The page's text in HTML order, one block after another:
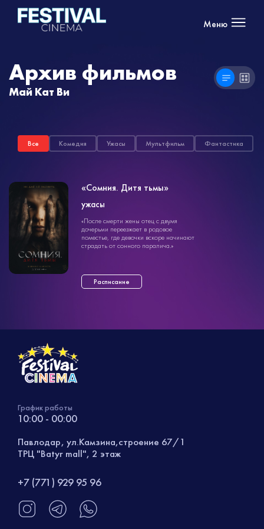
Меню
Архив фильмов
Май Кат Ви
Все Комедия Ужасы Мультфильм Фантастика
ужасы
1ч. 41мин.
18+
«Сомния. Дитя тьмы»
ужасы
«После смерти жены отец с двумя
дочерьми переезжает в родовое
поместье, где девочки вскоре начинают
страдать от сонного паралича.»
Расписание
График работы
10:00 - 00:00
Павлодар, ул.Камзина,строение 67/1
ТРЦ "Batyr mall", 2 этаж
+7 (771) 929 95 96